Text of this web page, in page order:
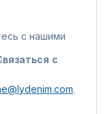
с нашими
с